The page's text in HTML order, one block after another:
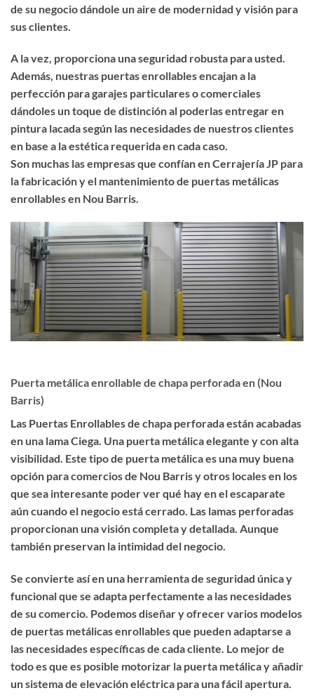
de su negocio dándole un aire de modernidad y visión para
sus clientes.
A la vez, proporciona una seguridad robusta para usted.
Además, nuestras puertas enrollables encajan a la
perfección para garajes particulares o comerciales
dándoles un toque de distinción al poderlas entregar en
pintura lacada según las necesidades de nuestros clientes
en base a la estética requerida en cada caso.
Son muchas las empresas que confían en Cerrajería JP para
la fabricación y el mantenimiento de puertas metálicas
enrollables en Nou Barris.
Puerta metálica enrollable de chapa perforada en (Nou
Barris)
Las Puertas Enrollables de chapa perforadaestán acabadas
en una lama Ciega. Una puerta metálicaelegante y conalta
visibilidad. Este tipo de puerta metálica es una muy buena
opción para comercios de Nou Barris y otros locales en los
que sea interesante poder ver qué hay en el escaparate
aún cuando el negocio está cerrado. Las lamas perforadas
proporcionan una visión completa y detallada. Aunque
también preservan la intimidad del negocio.
Se convierte así en una herramienta de seguridad única y
funcional que se adapta perfectamente a las necesidades
de su comercio. Podemos diseñar y ofrecer varios modelos
de puertas metálicas enrollables que pueden adaptarse a
las necesidades específicas de cada cliente. Lo mejor de
todo es que es posible motorizar la puerta metálicay añadir
un sistema de elevación eléctrica para una fácil apertura.